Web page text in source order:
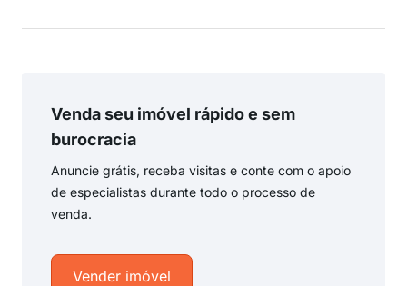
Venda seu imóvel rápido e sem
burocracia
Anuncie grátis, receba visitas e conte com o apoio
de especialistas durante todo o processo de
venda.
Vender imóvel